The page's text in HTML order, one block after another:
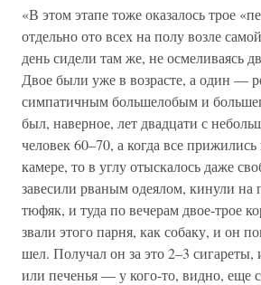
«В этом этапе тоже оказалось трое
отдельно ото всех на полу возле
день сидели там же, не осмеливаясь
Двое были уже в возрасте, а один —
симпатичным большелобым и
был, наверное, лет двадцати с
человек 60–70, а когда все прижились
камере, то в углу отыскалось даже
завесили рваным одеялом, кинули на
тюфяк, и туда по вечерам двое-трое
звали этого парня, как собаку, и он
шел. Получал он за это 2–3 сигареты,
или печенья — у кого-то, видно, еще